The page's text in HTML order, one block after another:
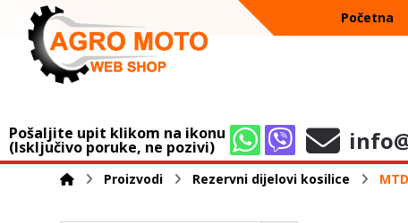
Početna
Pošaljite upit klikom na ikonu
(Isključivo poruke, ne pozivi)
Proizvodi Rezervni dijelovi kosilice